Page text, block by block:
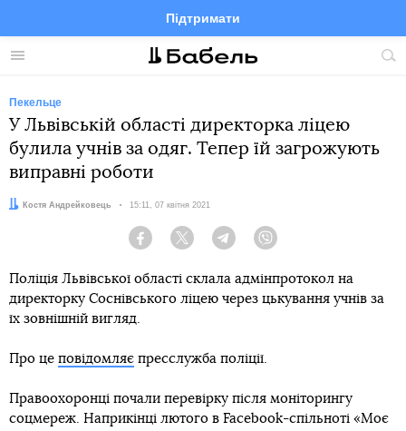
Меню
Підтримати
FacebookTelegramTwitter
Пекельце
У Львівській області директорка ліцею
булила учнів за одяг. Тепер їй загрожують
виправні роботи
Автор:Костя Андрейковець Дата:
15:11, 07 квітня 2021
Facebook Twitter Telegram
Поліція Львівської області склала адмінпротокол на
директорку Соснівського ліцею через цькування учнів за
їх зовнішній вигляд.
Про це повідомляє пресслужба поліції.
Правоохоронці почали перевірку після моніторингу
соцмереж. Наприкінці лютого в Facebook-спільноті «Моє